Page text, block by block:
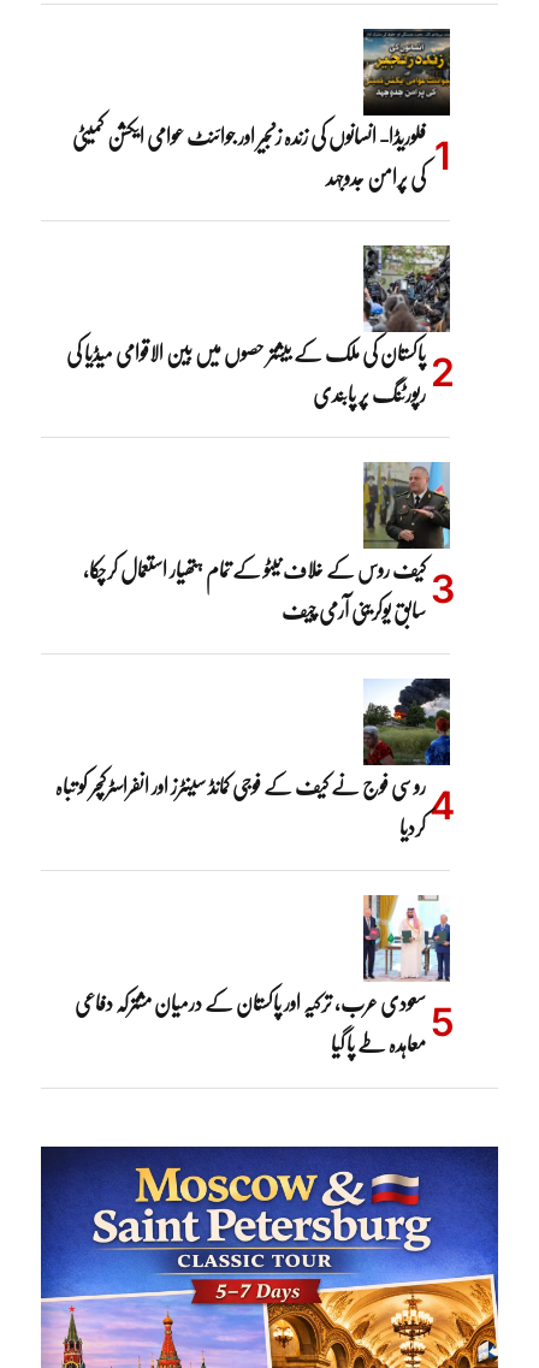
فلوریڈا- انسانوں کی زندہ زنجیر اور جوائنٹ عوامی ایکشن کمیٹی
کی پرامن جدوجہد
پاکستان کی ملک کے بیشتر حصوں میں بین الاقوامی میڈیا کی
رپورٹنگ پر پابندی
کیف روس کے خلاف نیٹو کے تمام ہتھیار استعمال کرچکا،
سابق یوکرینی آرمی چیف
روسی فوج نے کیف کے فوجی کمانڈ سینٹرز اور انفراسٹرکچر کو تباہ
کردیا
سعودی عرب، ترکیہ اور پاکستان کے درمیان مشترکہ دفاعی
معاہدہ طے پا گیا